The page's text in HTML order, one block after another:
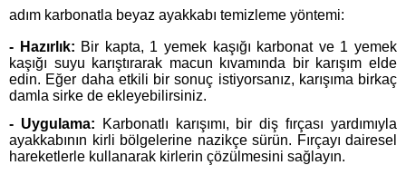
adım karbonatla beyaz ayakkabı temizleme yöntemi:
- Hazırlık: Bir kapta, 1 yemek kaşığı karbonat ve 1 yemek
kaşığı suyu karıştırarak macun kıvamında bir karışım elde
edin. Eğer daha etkili bir sonuç istiyorsanız, karışıma birkaç
damla sirke de ekleyebilirsiniz.
- Uygulama: Karbonatlı karışımı, bir diş fırçası yardımıyla
ayakkabının kirli bölgelerine nazikçe sürün. Fırçayı dairesel
hareketlerle kullanarak kirlerin çözülmesini sağlayın.